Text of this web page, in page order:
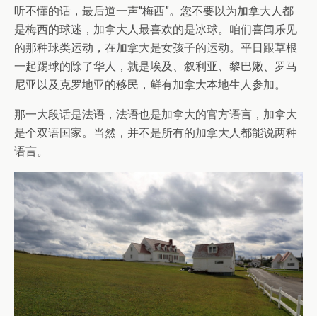
听不懂的话，最后道一声“梅西”。您不要以为加拿大人都
是梅西的球迷，加拿大人最喜欢的是冰球。咱们喜闻乐见
的那种球类运动，在加拿大是女孩子的运动。平日跟草根
一起踢球的除了华人，就是埃及、叙利亚、黎巴嫩、罗马
尼亚以及克罗地亚的移民，鲜有加拿大本地生人参加。
那一大段话是法语，法语也是加拿大的官方语言，加拿大
是个双语国家。当然，并不是所有的加拿大人都能说两种
语言。